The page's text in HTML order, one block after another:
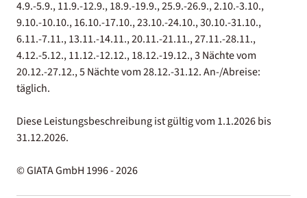
4.9.-5.9., 11.9.-12.9., 18.9.-19.9., 25.9.-26.9., 2.10.-3.10.,
9.10.-10.10., 16.10.-17.10., 23.10.-24.10., 30.10.-31.10.,
6.11.-7.11., 13.11.-14.11., 20.11.-21.11., 27.11.-28.11.,
4.12.-5.12., 11.12.-12.12., 18.12.-19.12., 3 Nächte vom
20.12.-27.12., 5 Nächte vom 28.12.-31.12. An-/Abreise:
täglich.
Diese Leistungsbeschreibung ist gültig vom 1.1.2026 bis
31.12.2026.
© GIATA GmbH 1996 - 2026